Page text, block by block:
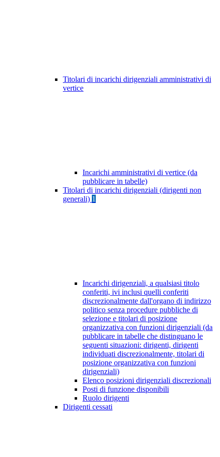
Titolari di incarichi dirigenziali amministrativi di
vertice
Incarichi amministrativi di vertice (da
pubblicare in tabelle)
Titolari di incarichi dirigenziali (dirigenti non
generali) 1
Incarichi dirigenziali, a qualsiasi titolo
conferiti, ivi inclusi quelli conferiti
discrezionalmente dall'organo di indirizzo
politico senza procedure pubbliche di
selezione e titolari di posizione
organizzativa con funzioni dirigenziali (da
pubblicare in tabelle che distinguano le
seguenti situazioni: dirigenti, dirigenti
individuati discrezionalmente, titolari di
posizione organizzativa con funzioni
dirigenziali)
Elenco posizioni dirigenziali discrezionali
Posti di funzione disponibili
Ruolo dirigenti
Dirigenti cessati